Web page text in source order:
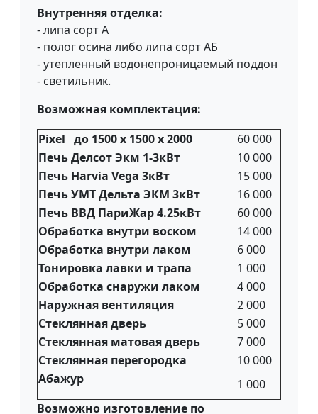
Внутренняя отделка:
- липа сорт А
- полог осина либо липа сорт АБ
- утепленный водонепроницаемый поддон
- светильник.
Возможная комплектация:
Pixel до 1500 х 1500 х 2000
60 000
Печь Делсот Экм 1-3кВт
10 000
Печь Harvia Vega 3кВт
15 000
Печь УМТ Дельта ЭКМ 3кВт
16 000
Печь ВВД ПариЖар 4.25кВт
60 000
Обработка внутри воском
14 000
Обработка внутри лаком
6 000
Тонировка лавки и трапа
1 000
Обработка снаружи лаком
4 000
Наружная вентиляция
2 000
Стеклянная дверь
5 000
Стеклянная матовая дверь
7 000
Стеклянная перегородка
10 000
Абажур
1 000
Возможно изготовление по